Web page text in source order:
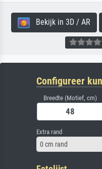
Bekijk in 3D / AR
Configureer
Breedte (Motief, cm)
Extra rand
0 cm rand